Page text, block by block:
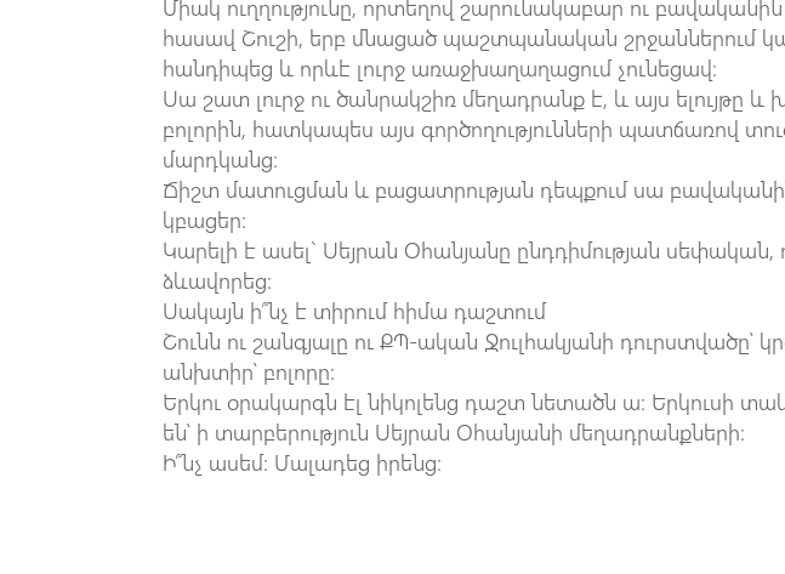
Միակ ուղղությունը, որտեղով շարունակաբար ու
հասավ Շուշի, երբ մնացած պաշտպանական շրջաններում
հանդիպեց և որևէ լուրջ առաջխաղաղացում չունեցավ։
Սա շատ լուրջ ու ծանրակշիռ մեղադրանք է, և այս ելույթը
բոլորին, հատկապես այս գործողությունների պատճառով
մարդկանց։
Ճիշտ մատուցման և բացատրության դեպքում սա
կբացեր։
Կարելի է ասել` Սեյրան Օհանյանը ընդդիմության
ձևավորեց։
Սակայն ի՞նչ է տիրում հիմա դաշտում
Շունն ու շանգյալը ու ՔՊ-ական Ջուլհակյանի դուրստվածը՝
անխտիր՝ բոլորը:
Երկու օրակարգն էլ նիկոլենց դաշտ նետածն ա։ Երկուսի
են՝ ի տարբերություն Սեյրան Օհանյանի մեղադրանքների։
Ի՞նչ ասեմ։ Մալադեց իրենց։